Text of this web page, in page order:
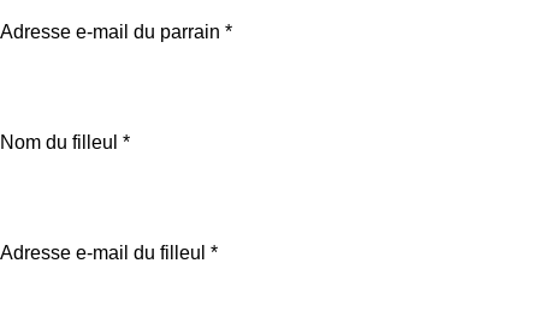
Adresse e-mail du parrain *
Nom du filleul *
Adresse e-mail du filleul *